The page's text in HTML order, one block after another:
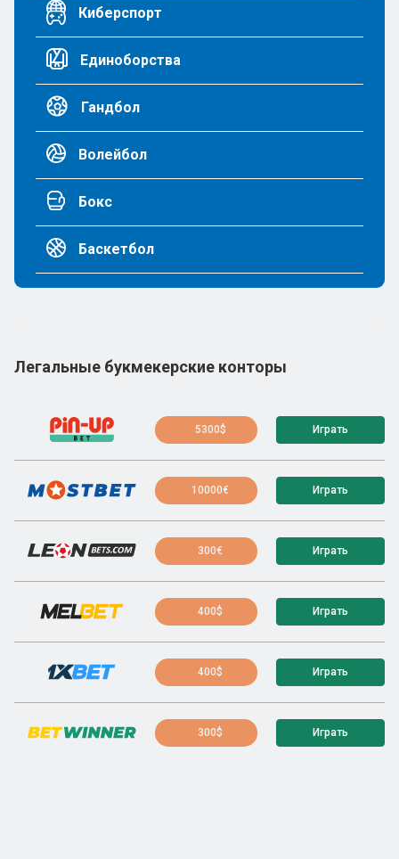
Киберспорт
Единоборства
Гандбол
Волейбол
Бокс
Баскетбол
Легальные букмекерские конторы
5300$ Играть
10000€ Играть
300€ Играть
400$ Играть
400$ Играть
300$ Играть